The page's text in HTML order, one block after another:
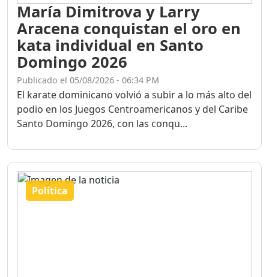
María Dimitrova y Larry
Aracena conquistan el oro en
kata individual en Santo
Domingo 2026
Publicado el 05/08/2026 - 06:34 PM
El karate dominicano volvió a subir a lo más alto del
podio en los Juegos Centroamericanos y del Caribe
Santo Domingo 2026, con las conqu...
Política